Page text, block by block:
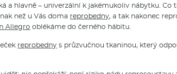
a hlavně – univerzální k jakémukoliv nábytku.
než u Vás doma reprobedny, a tak nakonec
Allegro oblékáme do černého hábitu.
reprobedny s průzvučnou tkaninou, který